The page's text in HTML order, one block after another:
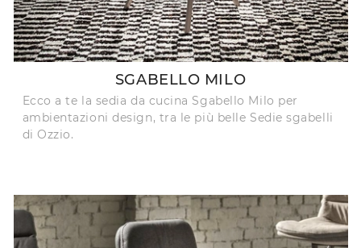
SGABELLO MILO
Ecco a te la sedia da cucina Sgabello Milo per
ambientazioni design, tra le più belle Sedie sgabelli
di Ozzio.